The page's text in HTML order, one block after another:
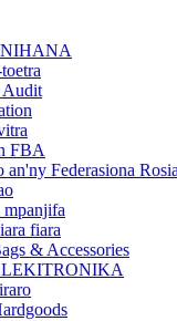
Audit
FBA
an'ny Federasiona
mpanjifa
fiara
& Accessories